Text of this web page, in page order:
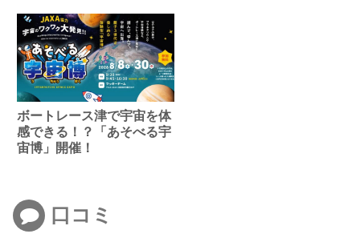
ボートレース津で宇宙を体
感できる！？「あそべる宇
宙博」開催！
口コミ